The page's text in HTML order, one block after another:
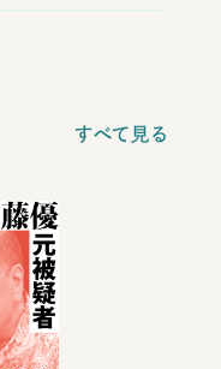
すべて見る